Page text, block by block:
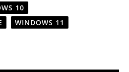
10
WINDOWS 11